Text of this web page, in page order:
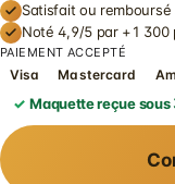
Satisfait ou remboursé
Noté 4,9/5 par +1 300
PAIEMENT ACCEPTÉ
Visa Mastercard
Maquette reçue